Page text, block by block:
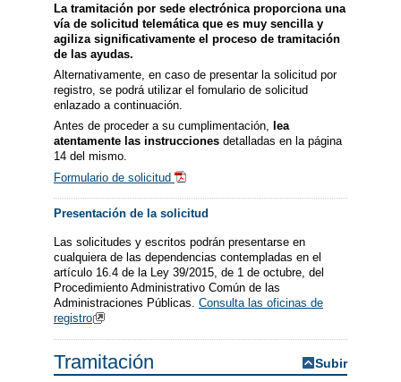
La tramitación por sede electrónica proporciona una
vía de solicitud telemática que es muy sencilla y
agiliza significativamente el proceso de tramitación
de las ayudas.
Alternativamente, en caso de presentar la solicitud por
registro, se podrá utilizar el fomulario de solicitud
enlazado a continuación.
Antes de proceder a su cumplimentación, lea
atentamente las instrucciones detalladas en la página
14 del mismo.
Formulario de solicitud
Presentación de la solicitud
Las solicitudes y escritos podrán presentarse en
cualquiera de las dependencias contempladas en el
artículo 16.4 de la Ley 39/2015, de 1 de octubre, del
Procedimiento Administrativo Común de las
Administraciones Públicas. Consulta las oficinas de
registro
Tramitación Subir